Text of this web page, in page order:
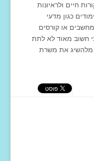
חיים ולראיונות
כגון מדעי
או קורסים
חשוב מאוד לא לתת
מלהשיג את משרת